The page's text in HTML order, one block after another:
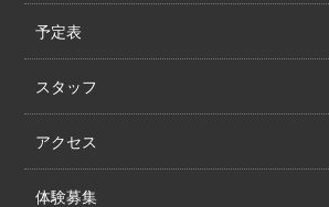
予定表
スタッフ
アクセス
体験募集